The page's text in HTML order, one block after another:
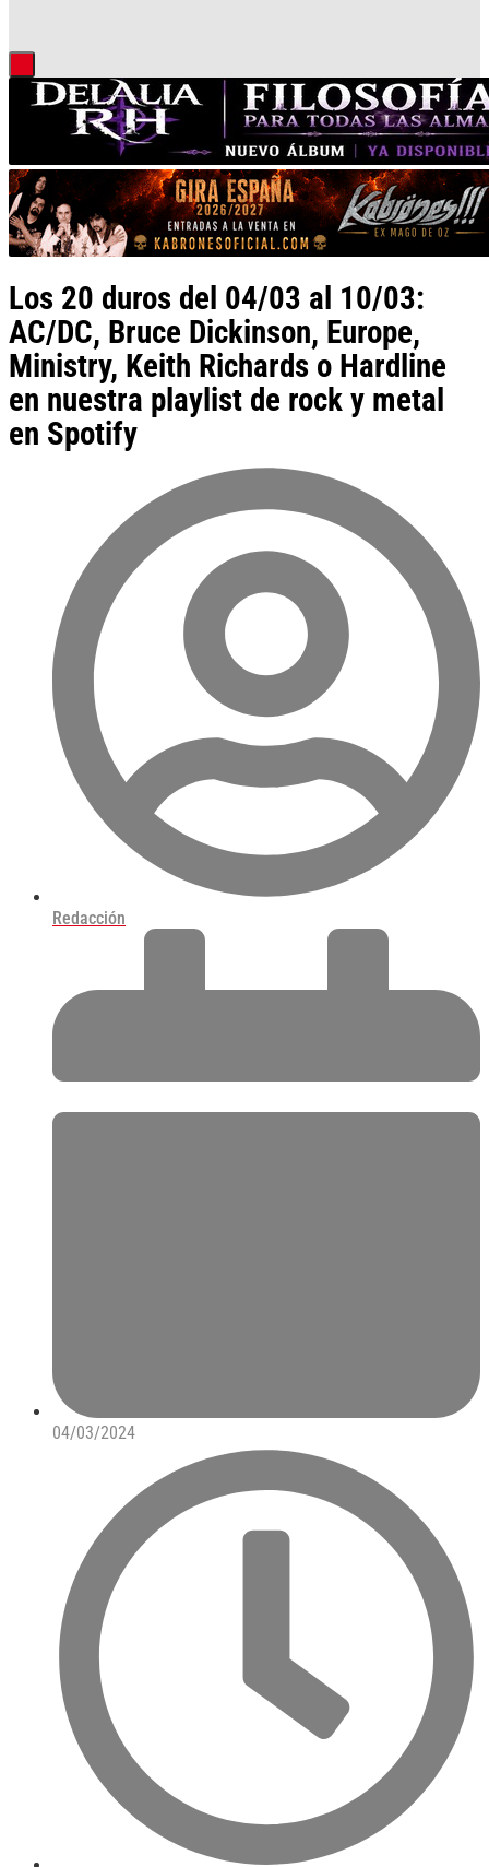
Los 20 duros del 04/03 al 10/03:
AC/DC, Bruce Dickinson, Europe,
Ministry, Keith Richards o Hardline
en nuestra playlist de rock y metal
en Spotify
Redacción
04/03/2024